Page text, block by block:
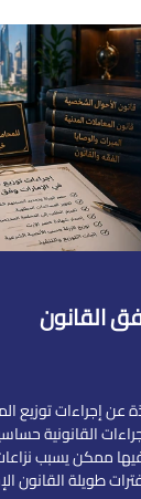
القانون
عن إجراءات توزيع
القانونية
ممكن يسبب
طويلة القانون